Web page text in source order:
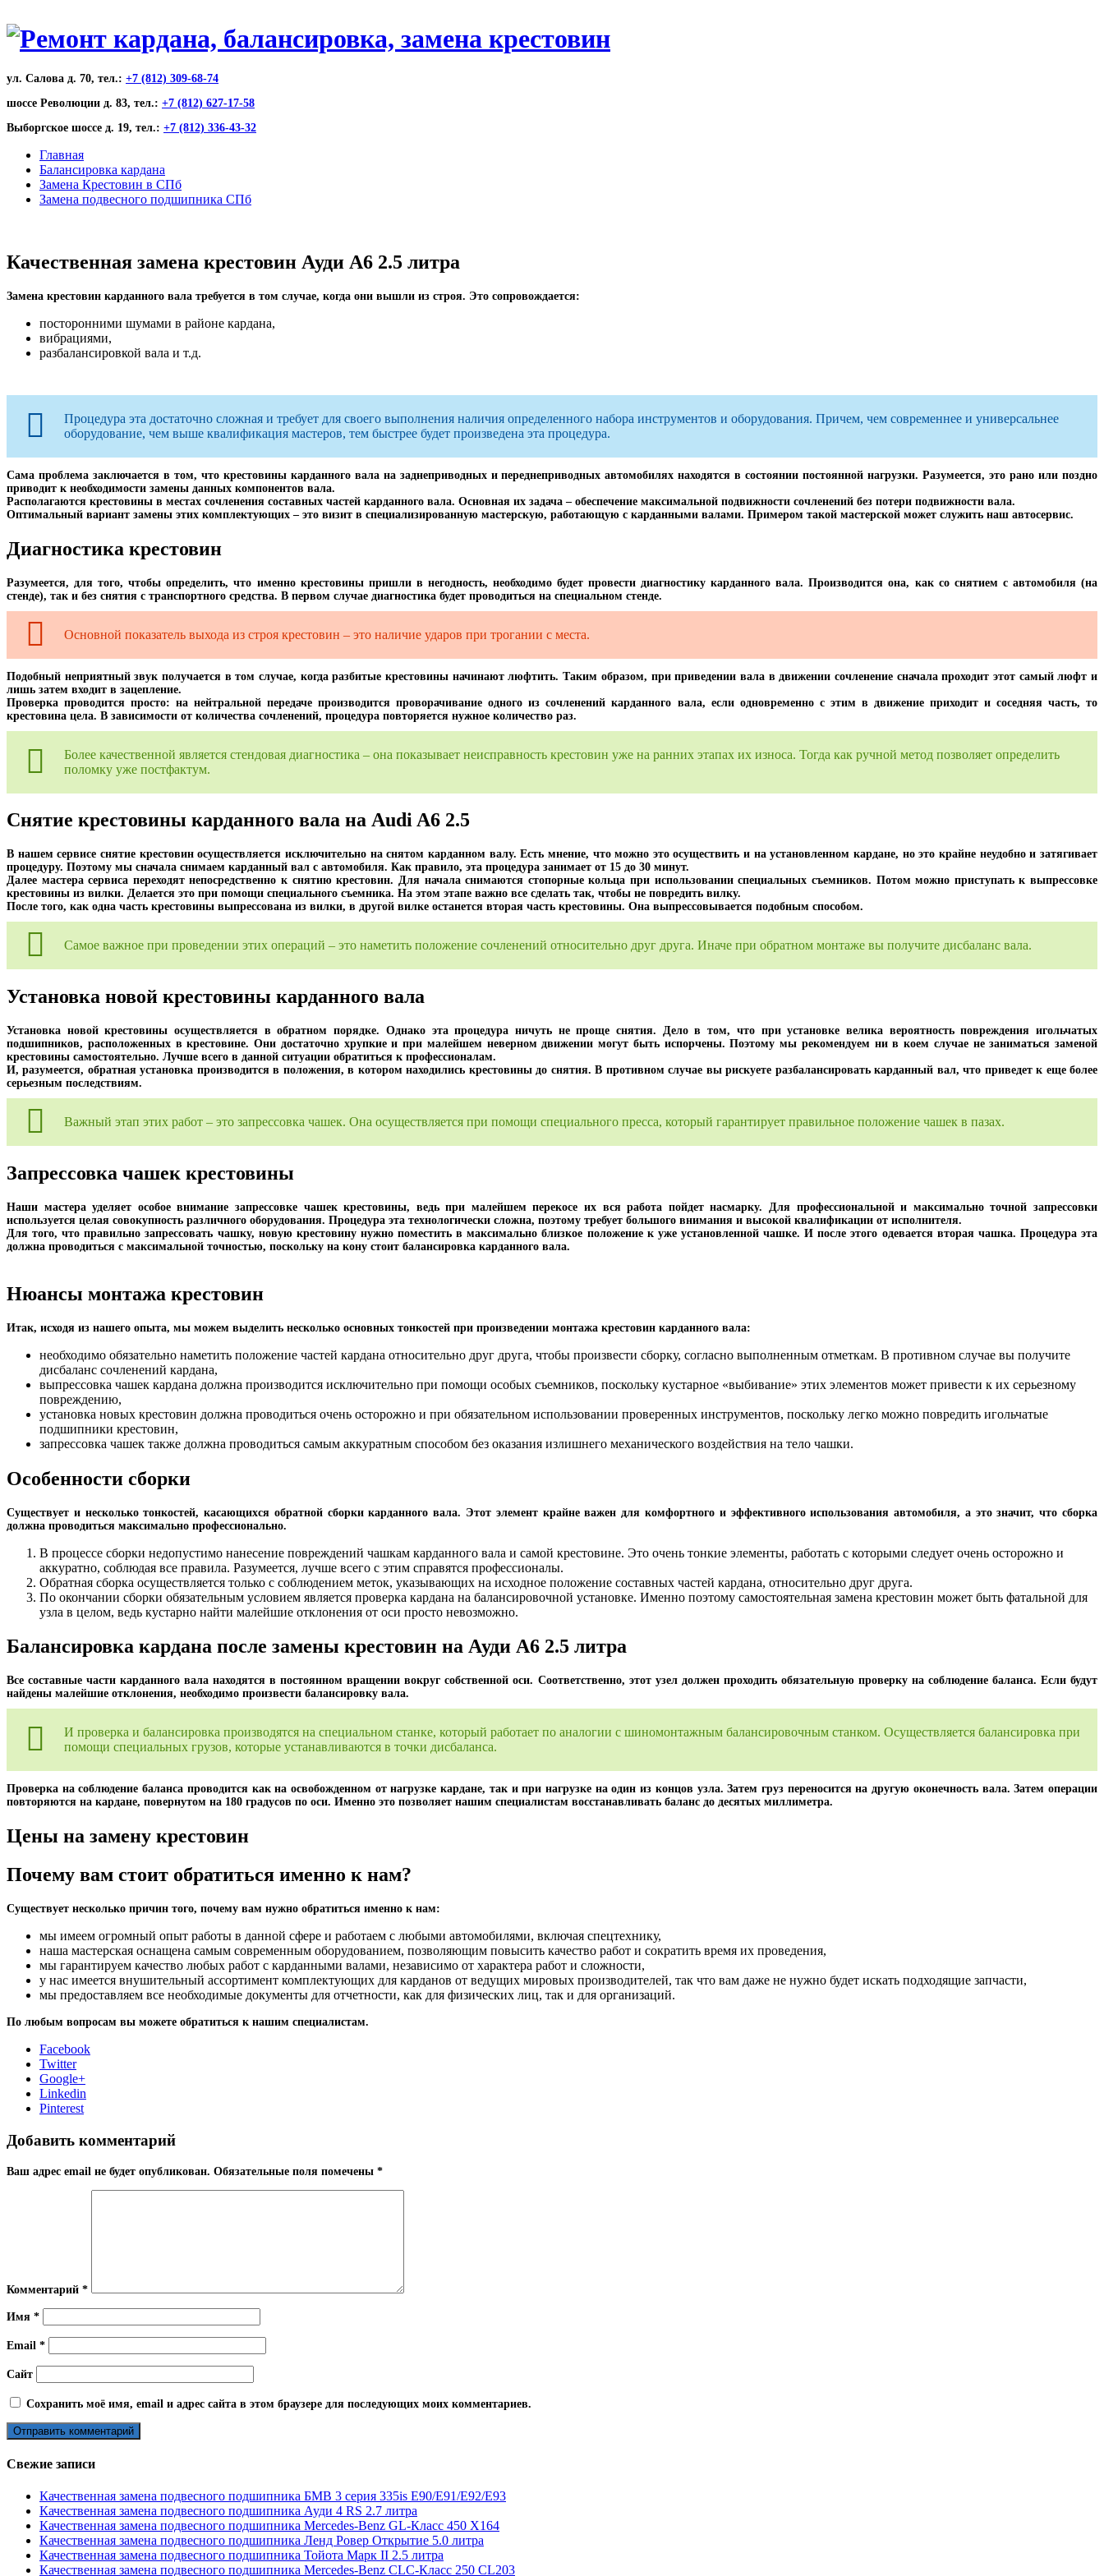
ул. Салова д. 70, тел.: +7 (812) 309-68-74
шоссе Революции д. 83, тел.: +7 (812) 627-17-58
Выборгское шоссе д. 19, тел.: +7 (812) 336-43-32
Главная
Балансировка кардана
Замена Крестовин в СПб
Замена подвесного подшипника СПб
Качественная замена крестовин Ауди А6 2.5 литра
Замена крестовин карданного вала требуется в том случае, когда они вышли из строя. Это сопровождается:
посторонними шумами в районе кардана,
вибрациями,
разбалансировкой вала и т.д.
Процедура эта достаточно сложная и требует для своего выполнения наличия определенного набора инструментов и оборудования. Причем, чем современнее и универсальнее
оборудование, чем выше квалификация мастеров, тем быстрее будет произведена эта процедура.
Сама проблема заключается в том, что крестовины карданного вала на заднеприводных и переднеприводных автомобилях находятся в состоянии постоянной нагрузки. Разумеется, это рано или поздно
приводит к необходимости замены данных компонентов вала.
Располагаются крестовины в местах сочленения составных частей карданного вала. Основная их задача – обеспечение максимальной подвижности сочленений без потери подвижности вала.
Оптимальный вариант замены этих комплектующих – это визит в специализированную мастерскую, работающую с карданными валами. Примером такой мастерской может служить наш автосервис.
Диагностика крестовин
Разумеется, для того, чтобы определить, что именно крестовины пришли в негодность, необходимо будет провести диагностику карданного вала. Производится она, как со снятием с автомобиля (на
стенде), так и без снятия с транспортного средства. В первом случае диагностика будет проводиться на специальном стенде.
Основной показатель выхода из строя крестовин – это наличие ударов при трогании с места.
Подобный неприятный звук получается в том случае, когда разбитые крестовины начинают люфтить. Таким образом, при приведении вала в движении сочленение сначала проходит этот самый люфт и
лишь затем входит в зацепление.
Проверка проводится просто: на нейтральной передаче производится проворачивание одного из сочленений карданного вала, если одновременно с этим в движение приходит и соседняя часть, то
крестовина цела. В зависимости от количества сочленений, процедура повторяется нужное количество раз.
Более качественной является стендовая диагностика – она показывает неисправность крестовин уже на ранних этапах их износа. Тогда как ручной метод позволяет определить
поломку уже постфактум.
Снятие крестовины карданного вала на Audi A6 2.5
В нашем сервисе снятие крестовин осуществляется исключительно на снятом карданном валу. Есть мнение, что можно это осуществить и на установленном кардане, но это крайне неудобно и затягивает
процедуру. Поэтому мы сначала снимаем карданный вал с автомобиля. Как правило, эта процедура занимает от 15 до 30 минут.
Далее мастера сервиса переходят непосредственно к снятию крестовин. Для начала снимаются стопорные кольца при использовании специальных съемников. Потом можно приступать к выпрессовке
крестовины из вилки. Делается это при помощи специального съемника. На этом этапе важно все сделать так, чтобы не повредить вилку.
После того, как одна часть крестовины выпрессована из вилки, в другой вилке останется вторая часть крестовины. Она выпрессовывается подобным способом.
Самое важное при проведении этих операций – это наметить положение сочленений относительно друг друга. Иначе при обратном монтаже вы получите дисбаланс вала.
Установка новой крестовины карданного вала
Установка новой крестовины осуществляется в обратном порядке. Однако эта процедура ничуть не проще снятия. Дело в том, что при установке велика вероятность повреждения игольчатых
подшипников, расположенных в крестовине. Они достаточно хрупкие и при малейшем неверном движении могут быть испорчены. Поэтому мы рекомендуем ни в коем случае не заниматься заменой
крестовины самостоятельно. Лучше всего в данной ситуации обратиться к профессионалам.
И, разумеется, обратная установка производится в положения, в котором находились крестовины до снятия. В противном случае вы рискуете разбалансировать карданный вал, что приведет к еще более
серьезным последствиям.
Важный этап этих работ – это запрессовка чашек. Она осуществляется при помощи специального пресса, который гарантирует правильное положение чашек в пазах.
Запрессовка чашек крестовины
Наши мастера уделяет особое внимание запрессовке чашек крестовины, ведь при малейшем перекосе их вся работа пойдет насмарку. Для профессиональной и максимально точной запрессовки
используется целая совокупность различного оборудования. Процедура эта технологически сложна, поэтому требует большого внимания и высокой квалификации от исполнителя.
Для того, что правильно запрессовать чашку, новую крестовину нужно поместить в максимально близкое положение к уже установленной чашке. И после этого одевается вторая чашка. Процедура эта
должна проводиться с максимальной точностью, поскольку на кону стоит балансировка карданного вала.
Нюансы монтажа крестовин
Итак, исходя из нашего опыта, мы можем выделить несколько основных тонкостей при произведении монтажа крестовин карданного вала:
необходимо обязательно наметить положение частей кардана относительно друг друга, чтобы произвести сборку, согласно выполненным отметкам. В противном случае вы получите
дисбаланс сочленений кардана,
выпрессовка чашек кардана должна производится исключительно при помощи особых съемников, поскольку кустарное «выбивание» этих элементов может привести к их серьезному
повреждению,
установка новых крестовин должна проводиться очень осторожно и при обязательном использовании проверенных инструментов, поскольку легко можно повредить игольчатые
подшипники крестовин,
запрессовка чашек также должна проводиться самым аккуратным способом без оказания излишнего механического воздействия на тело чашки.
Особенности сборки
Существует и несколько тонкостей, касающихся обратной сборки карданного вала. Этот элемент крайне важен для комфортного и эффективного использования автомобиля, а это значит, что сборка
должна проводиться максимально профессионально.
В процессе сборки недопустимо нанесение повреждений чашкам карданного вала и самой крестовине. Это очень тонкие элементы, работать с которыми следует очень осторожно и
аккуратно, соблюдая все правила. Разумеется, лучше всего с этим справятся профессионалы.
Обратная сборка осуществляется только с соблюдением меток, указывающих на исходное положение составных частей кардана, относительно друг друга.
По окончании сборки обязательным условием является проверка кардана на балансировочной установке. Именно поэтому самостоятельная замена крестовин может быть фатальной для
узла в целом, ведь кустарно найти малейшие отклонения от оси просто невозможно.
Балансировка кардана после замены крестовин на Ауди А6 2.5 литра
Все составные части карданного вала находятся в постоянном вращении вокруг собственной оси. Соответственно, этот узел должен проходить обязательную проверку на соблюдение баланса. Если будут
найдены малейшие отклонения, необходимо произвести балансировку вала.
И проверка и балансировка производятся на специальном станке, который работает по аналогии с шиномонтажным балансировочным станком. Осуществляется балансировка при
помощи специальных грузов, которые устанавливаются в точки дисбаланса.
Проверка на соблюдение баланса проводится как на освобожденном от нагрузке кардане, так и при нагрузке на один из концов узла. Затем груз переносится на другую оконечность вала. Затем операции
повторяются на кардане, повернутом на 180 градусов по оси. Именно это позволяет нашим специалистам восстанавливать баланс до десятых миллиметра.
Цены на замену крестовин
Почему вам стоит обратиться именно к нам?
Существует несколько причин того, почему вам нужно обратиться именно к нам:
мы имеем огромный опыт работы в данной сфере и работаем с любыми автомобилями, включая спецтехнику,
наша мастерская оснащена самым современным оборудованием, позволяющим повысить качество работ и сократить время их проведения,
мы гарантируем качество любых работ с карданными валами, независимо от характера работ и сложности,
у нас имеется внушительный ассортимент комплектующих для карданов от ведущих мировых производителей, так что вам даже не нужно будет искать подходящие запчасти,
мы предоставляем все необходимые документы для отчетности, как для физических лиц, так и для организаций.
По любым вопросам вы можете обратиться к нашим специалистам.
Facebook
Twitter
Google+
Linkedin
Pinterest
Добавить комментарий
Ваш адрес email не будет опубликован. Обязательные поля помечены *
Комментарий *
Имя *
Email *
Сайт
Сохранить моё имя, email и адрес сайта в этом браузере для последующих моих комментариев.
Свежие записи
Качественная замена подвесного подшипника БМВ 3 серия 335is E90/E91/E92/E93
Качественная замена подвесного подшипника Ауди 4 RS 2.7 литра
Качественная замена подвесного подшипника Mercedes-Benz GL-Класс 450 X164
Качественная замена подвесного подшипника Ленд Ровер Открытие 5.0 литра
Качественная замена подвесного подшипника Тойота Марк II 2.5 литра
Качественная замена подвесного подшипника Mercedes-Benz CLC-Класс 250 CL203